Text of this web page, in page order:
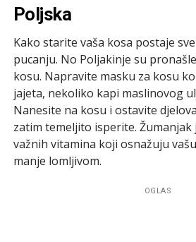
Poljska
Kako starite vaša kosa postaje
pucanju. No Poljakinje su
kosu. Napravite masku za kosu
jajeta, nekoliko kapi maslinovog
Nanesite na kosu i ostavite
zatim temeljito isperite.
važnih vitamina koji osnažuju
manje lomljivom.
OGLAS